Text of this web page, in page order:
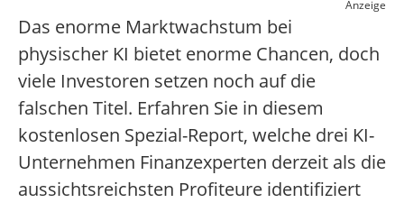
Anzeige
Das enorme Marktwachstum bei
physischer KI bietet enorme Chancen, doch
viele Investoren setzen noch auf die
falschen Titel. Erfahren Sie in diesem
kostenlosen Spezial-Report, welche drei KI-
Unternehmen Finanzexperten derzeit als die
aussichtsreichsten Profiteure identifiziert